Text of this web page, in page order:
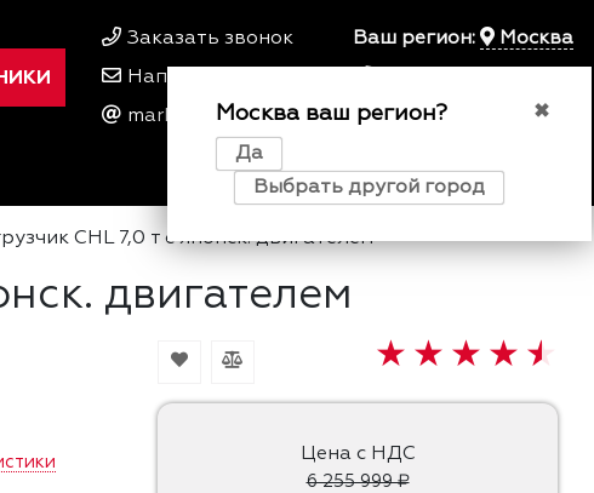
Заказать звонок
Написать нам
marketing@kfork.ru
Ваш регион: Москва
✖
Москва ваш регион?
Да
Выбрать другой город
Пн-Пт 9
00
0
CHL 7,0 т с японск. двигателем
двигателем
Цена с НДС
6 255 999 ₽